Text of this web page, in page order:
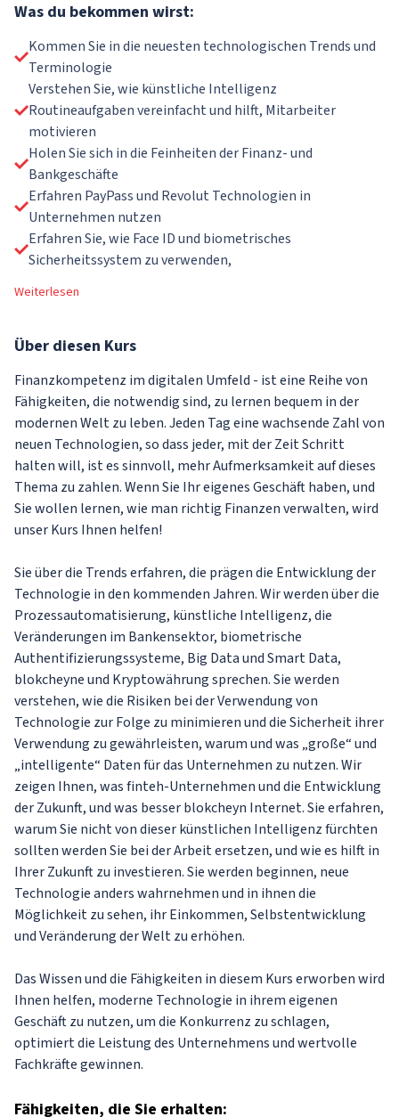
Was du bekommen wirst:
Kommen Sie in die neuesten technologischen Trends und
Terminologie
Verstehen Sie, wie künstliche Intelligenz
Routineaufgaben vereinfacht und hilft, Mitarbeiter
motivieren
Holen Sie sich in die Feinheiten der Finanz- und
Bankgeschäfte
Erfahren PayPass und Revolut Technologien in
Unternehmen nutzen
Erfahren Sie, wie Face ID und biometrisches
Sicherheitssystem zu verwenden,
Weiterlesen
Über diesen Kurs
Finanzkompetenz im digitalen Umfeld - ist eine Reihe von
Fähigkeiten, die notwendig sind, zu lernen bequem in der
modernen Welt zu leben. Jeden Tag eine wachsende Zahl von
neuen Technologien, so dass jeder, mit der Zeit Schritt
halten will, ist es sinnvoll, mehr Aufmerksamkeit auf dieses
Thema zu zahlen. Wenn Sie Ihr eigenes Geschäft haben, und
Sie wollen lernen, wie man richtig Finanzen verwalten, wird
unser Kurs Ihnen helfen!
Sie über die Trends erfahren, die prägen die Entwicklung der
Technologie in den kommenden Jahren. Wir werden über die
Prozessautomatisierung, künstliche Intelligenz, die
Veränderungen im Bankensektor, biometrische
Authentifizierungssysteme, Big Data und Smart Data,
blokcheyne und Kryptowährung sprechen. Sie werden
verstehen, wie die Risiken bei der Verwendung von
Technologie zur Folge zu minimieren und die Sicherheit ihrer
Verwendung zu gewährleisten, warum und was „große“ und
„intelligente“ Daten für das Unternehmen zu nutzen. Wir
zeigen Ihnen, was finteh-Unternehmen und die Entwicklung
der Zukunft, und was besser blokcheyn Internet. Sie erfahren,
warum Sie nicht von dieser künstlichen Intelligenz fürchten
sollten werden Sie bei der Arbeit ersetzen, und wie es hilft in
Ihrer Zukunft zu investieren. Sie werden beginnen, neue
Technologie anders wahrnehmen und in ihnen die
Möglichkeit zu sehen, ihr Einkommen, Selbstentwicklung
und Veränderung der Welt zu erhöhen.
Das Wissen und die Fähigkeiten in diesem Kurs erworben wird
Ihnen helfen, moderne Technologie in ihrem eigenen
Geschäft zu nutzen, um die Konkurrenz zu schlagen,
optimiert die Leistung des Unternehmens und wertvolle
Fachkräfte gewinnen.
Fähigkeiten, die Sie erhalten: